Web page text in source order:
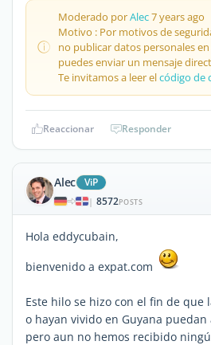
Moderado porAlec7 years ago
Motivo : Por motivos de
no publicar datos personales
puedes enviar un mensaje
Te invitamos a leer elcódigo de
Reaccionar Responder
Alec ViP
| 8572POSTS
Hola eddycubain,
bienvenido a expat.com
Este hilo se hizo con el fin de que
o hayan vivido en Guyana
pero aun no hemos recibido